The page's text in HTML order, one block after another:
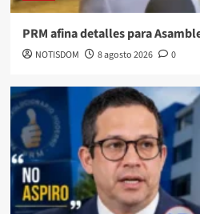
PRM afina detalles para
NOTISDOM 8 agosto 2026 0